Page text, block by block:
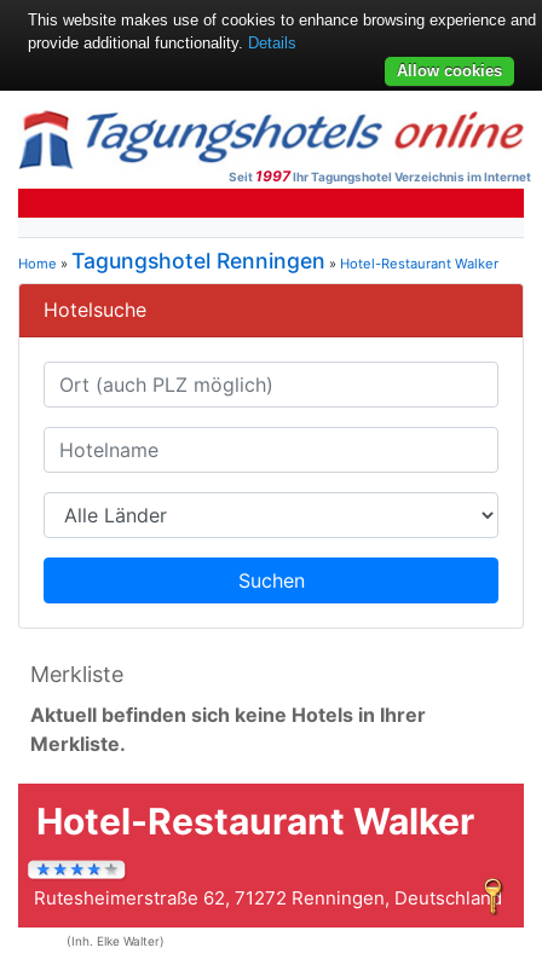
Seit 1997Ihr Tagungshotel Verzeichnis im Internet
Home » Tagungshotel Renningen » Hotel-Restaurant Walker
Hotelsuche
Suchen
Merkliste
Aktuell befinden sich keine Hotels in Ihrer
Merkliste.
Hotel-Restaurant Walker
Rutesheimerstraße 62, 71272 Renningen, Deutschland
(Inh. Elke Walter)
This website makes use of cookies to enhance browsing experience and
provide additional functionality. Details
Allow cookies